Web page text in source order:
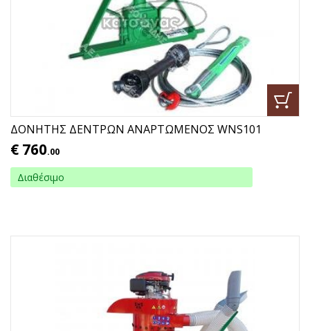
ΔΟΝΗΤΗΣ ΔΕΝΤΡΩΝ ΑΝΑΡΤΩΜΕΝΟΣ WNS101
€ 760.00
Διαθέσιμο